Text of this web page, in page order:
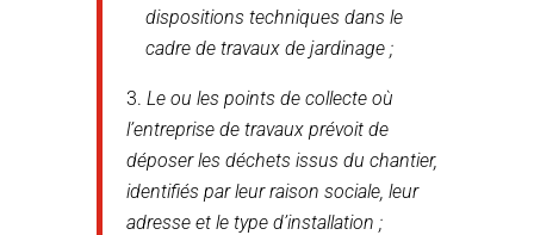
dispositions techniques dans le
cadre de travaux de jardinage ;
Le ou les points de collecte où
l’entreprise de travaux prévoit de
déposer les déchets issus du chantier,
identifiés par leur raison sociale, leur
adresse et le type d’installation ;